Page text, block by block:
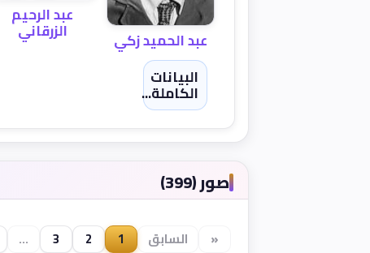
عبد الحميد زكي
عبد الرحيم
الزرقاني
البيانات
الكاملة...
صور (399)
« السابق 1
2
3
...